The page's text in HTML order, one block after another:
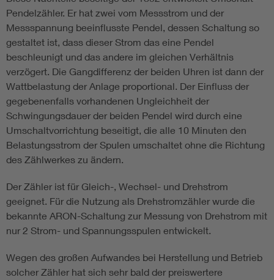
Pendelzähler. Er hat zwei vom Messstrom und der
Messspannung beeinflusste Pendel, dessen Schaltung so
gestaltet ist, dass dieser Strom das eine Pendel
beschleunigt und das andere im gleichen Verhältnis
verzögert. Die Gangdifferenz der beiden Uhren ist dann der
Wattbelastung der Anlage proportional. Der Einfluss der
gegebenenfalls vorhandenen Ungleichheit der
Schwingungsdauer der beiden Pendel wird durch eine
Umschaltvorrichtung beseitigt, die alle 10 Minuten den
Belastungsstrom der Spulen umschaltet ohne die Richtung
des Zählwerkes zu ändern.
Der Zähler ist für Gleich-, Wechsel- und Drehstrom
geeignet. Für die Nutzung als Drehstromzähler wurde die
bekannte ARON-Schaltung zur Messung von Drehstrom mit
nur 2 Strom- und Spannungsspulen entwickelt.
Wegen des großen Aufwandes bei Herstellung und Betrieb
solcher Zähler hat sich sehr bald der preiswertere